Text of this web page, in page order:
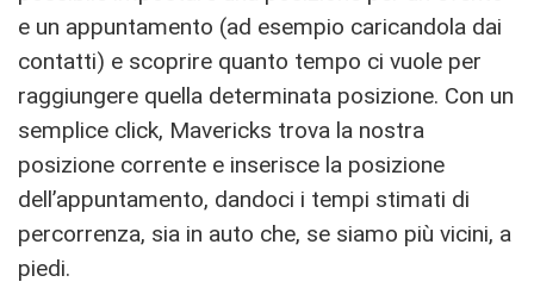
e un appuntamento (ad esempio caricandola dai
contatti) e scoprire quanto tempo ci vuole per
raggiungere quella determinata posizione. Con un
semplice click, Mavericks trova la nostra
posizione corrente e inserisce la posizione
dell’appuntamento, dandoci i tempi stimati di
percorrenza, sia in auto che, se siamo più vicini, a
piedi.